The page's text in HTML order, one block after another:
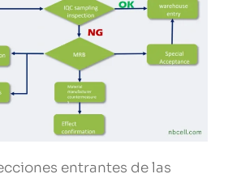
entrantes de las